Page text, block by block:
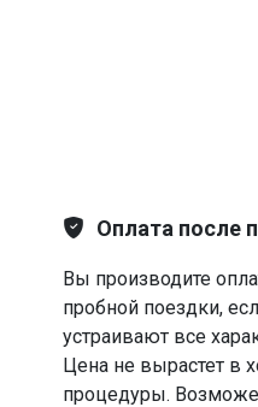
Оплата после
Вы производите
пробной поездки,
устраивают все
Цена не вырастет в
процедуры.